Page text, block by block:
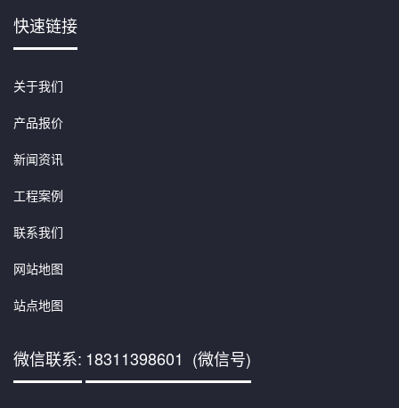
快速链接
关于我们
产品报价
新闻资讯
工程案例
联系我们
网站地图
站点地图
微信联系: 18311398601 (微信号)